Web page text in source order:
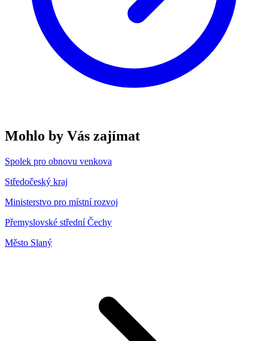
Mohlo by Vás zajímat
Spolek pro obnovu venkova
Středočeský kraj
Ministerstvo pro místní rozvoj
Přemyslovské střední Čechy
Město Slaný